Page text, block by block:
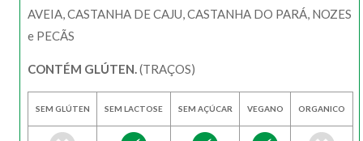
AVEIA, CASTANHA DE CAJU, CASTANHA DO PARÁ, NOZES
e PECÃS
CONTÉM GLÚTEN. (TRAÇOS)
SEM GLÚTEN SEM LACTOSE SEM AÇÚCAR VEGANO ORGANICO